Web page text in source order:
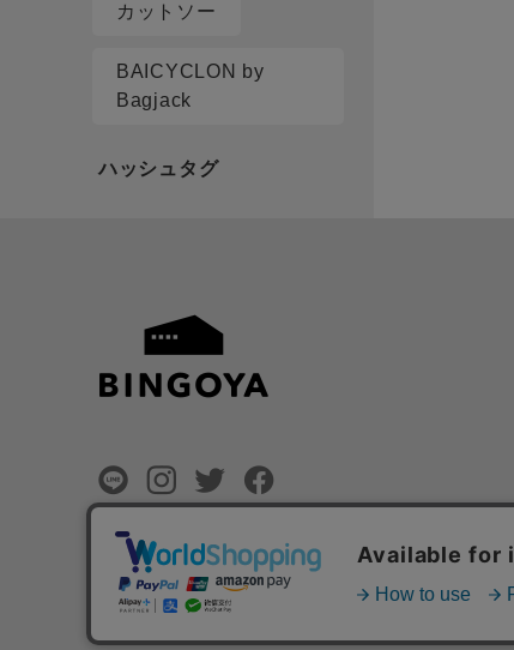
カットソー
BAICYCLON by
Bagjack
©BINGOYA Co,.Ltd.